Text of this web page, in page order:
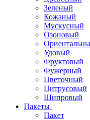
Зеленый
Кожаный
Мускусный
Озоновый
Удовый
Фруктовый
Фужерный
Цветочный
Цитрусовый
Шипровый
Пакеты
Пакет